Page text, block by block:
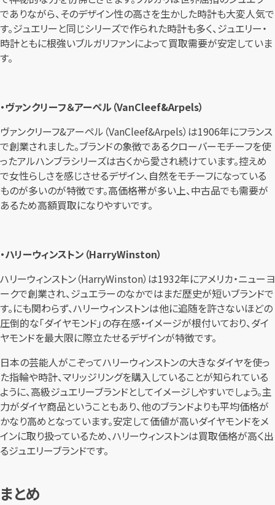
でありながら、そのデザイン性の高さを生かした時計も大変人気で
す。ジュエリーと同じシリーズで作られた時計も多く、ジュエリー・
時計ともに根強いブルガリファンによって買取需要が安定していま
す。
・ヴァンクリーフ＆アーペル（VanCleef&Arpels）
ヴァンクリーフ&アーペル（VanCleef&Arpels）は1906年にフランス
で創業されました。ブランドの象徴であるクローバーモチーフを使
ったアルハンブラシリーズは古くから愛され続けています。控えめ
で女性らしさを感じさせるデザイン、自然をモチーフになっている
ものが多いのが特徴です。高価格帯が多い上、中古品でも需要が
あるため高額買取になりやすいです。
・ハリーウィンストン（HarryWinston）
ハリーウィンストン（HarryWinston）は1932年にアメリカ・ニューヨ
ークで創業され、ジュエラーのなかではまだ歴史が短いブランドで
す。にも関わらず、ハリーウィンストンは他に追随を許さないほどの
圧倒的な「ダイヤモンド」の存在感・イメージが根付いており、ダイ
ヤモンドを最大限に際立たせるデザインが特徴です。
日本の芸能人がこぞってハリーウィンストンの大きなダイヤを使っ
た指輪や時計、マリッジリングを購入していることが知られている
ように、高級ジュエリーブランドとしてイメージしやすいでしょう。主
力がダイヤ商品ということもあり、他のブランドよりも平均価格が
かなり高めとなっています。安定して価値が高いダイヤモンドをメ
インに取り扱っているため、ハリーウィンストンは買取価格が高く出
るジュエリーブランドです。
まとめ